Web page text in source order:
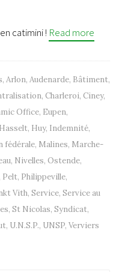
catimini ! Read more
, Arlon, Audenarde, Bâtiment,
, Charleroi, Ciney,
Office, Eupen,
Hasselt, Huy, Indemnité,
fédérale, Malines, Marche-
, Nivelles, Ostende,
Pelt, Philippeville,
Vith, Service, Service au
, St Nicolas, Syndicat,
, U.N.S.P., UNSP, Verviers